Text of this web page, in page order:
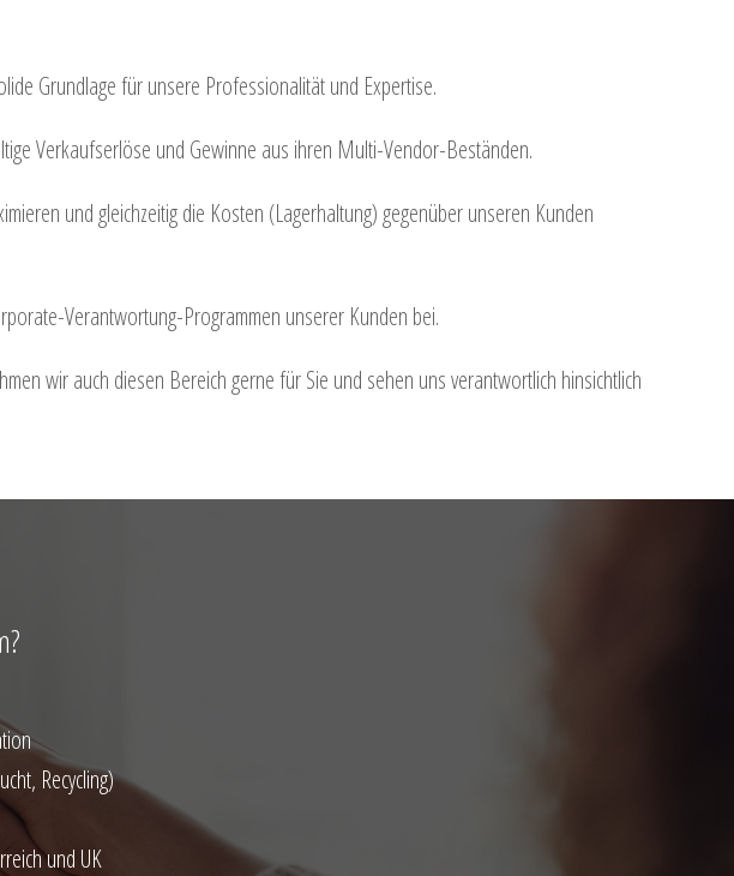
Grundlage für unsere Professionalität und Expertise.
Verkaufserlöse und Gewinne aus ihren Multi-Vendor-Beständen.
und gleichzeitig die Kosten (Lagerhaltung) gegenüber unseren Kunden
Verantwortung-Programmen unserer Kunden bei.
wir auch diesen Bereich gerne für Sie und sehen uns verantwortlich hinsichtlich
Recycling)
und UK